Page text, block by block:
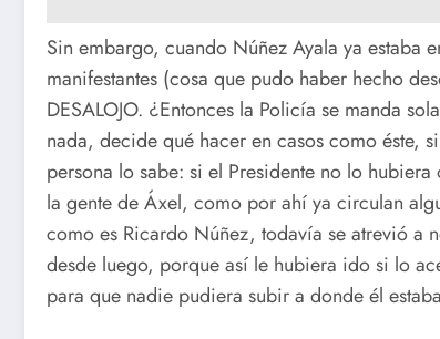
Sin embargo, cuando Núñez Ayala ya
manifestantes (cosa que pudo haber hecho
DESALOJO. ¿Entonces la Policía se manda
nada, decide qué hacer en casos como éste,
persona lo sabe: si el Presidente no lo
la gente de Áxel, como por ahí ya circulan
como es Ricardo Núñez, todavía se atrevió a
desde luego, porque así le hubiera ido si lo
para que nadie pudiera subir a donde él